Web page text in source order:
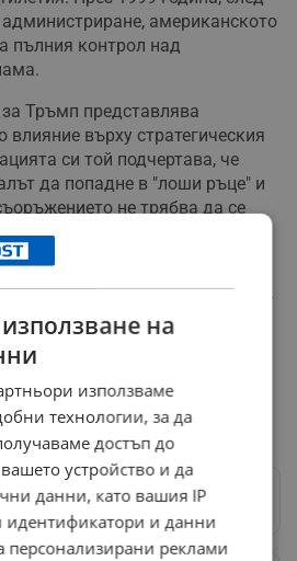
американското
пълния контрол над
Тръмп представлява
върху стратегическия
си той подчертава, че
да попадне в "лоши ръце" и
не трябва да се
медия представлява
много рядко на лидер на САЩ –
една суверенна държава
така подчертава очаквана
на САЩ по време на
News→
на
използваме
технологии, за да
достъп до
устройство и да
данни, като вашия IP
идентификатори и данни
персонализирани реклами